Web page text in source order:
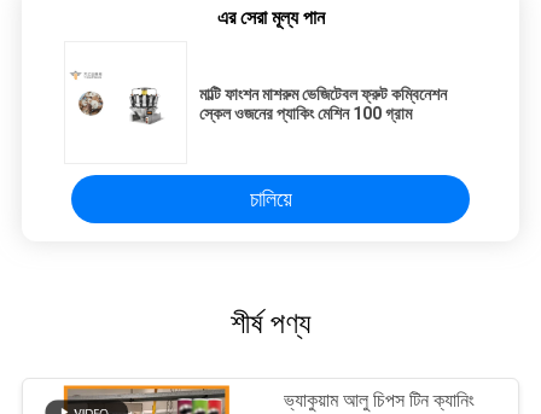
এর সেরা মূল্য পান
মাল্টি ফাংশন মাশরুম ভেজিটেবল ফ্রুট কম্বিনেশন
স্কেল ওজনের প্যাকিং মেশিন 100 গ্রাম
চালিয়ে
শীর্ষ পণ্য
ভ্যাকুয়াম আলু চিপস টিন ক্যানিং